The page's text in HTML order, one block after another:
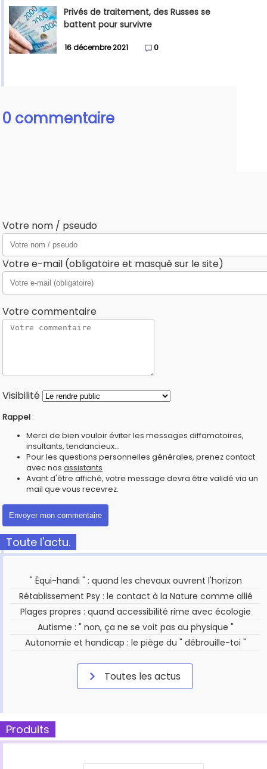
Privés de traitement, des Russes se
battent pour survivre
16 décembre 2021 0
0 commentaire
Votre nom / pseudo
Votre e-mail (obligatoire et masqué sur le site)
Votre commentaire
Visibilité
Rappel :
Merci de bien vouloir éviter les messages diffamatoires,
insultants, tendancieux...
Pour les questions personnelles générales, prenez contact
avec nos assistants
Avant d'être affiché, votre message devra être validé via un
mail que vous recevrez.
Toute l'actu.
" Équi-handi " : quand les chevaux ouvrent l'horizon
Rétablissement Psy : le contact à la Nature comme allié
Plages propres : quand accessibilité rime avec écologie
Autisme : " non, ça ne se voit pas au physique "
Autonomie et handicap : le piège du " débrouille-toi "
Toutes les actus
Produits